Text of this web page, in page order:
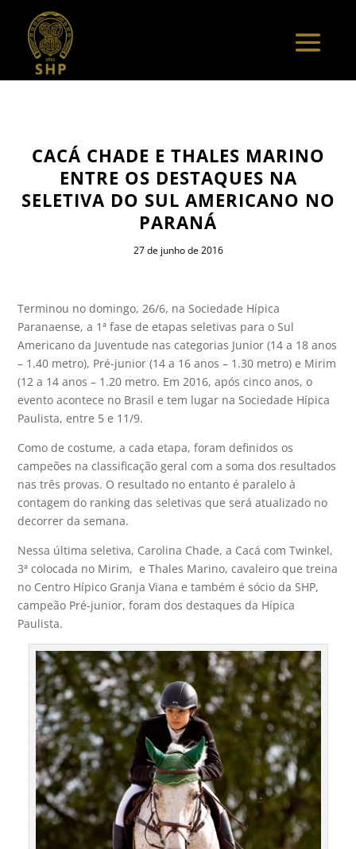
CACÁ CHADE E THALES MARINO
ENTRE OS DESTAQUES NA
SELETIVA DO SUL AMERICANO NO
PARANÁ
27 de junho de 2016
Terminou no domingo, 26/6, na Sociedade Hípica
Paranaense, a 1ª fase de etapas seletivas para o Sul
Americano da Juventude nas categorias Junior (14 a 18 anos
– 1.40 metro), Pré-junior (14 a 16 anos – 1.30 metro) e Mirim
(12 a 14 anos – 1.20 metro. Em 2016, após cinco anos, o
evento acontece no Brasil e tem lugar na Sociedade Hípica
Paulista, entre 5 e 11/9.
Como de costume, a cada etapa, foram definidos os
campeões na classificação geral com a soma dos resultados
nas três provas. O resultado no entanto é paralelo à
contagem do ranking das seletivas que será atualizado no
decorrer da semana.
Nessa última seletiva, Carolina Chade, a Cacá com Twinkel,
3ª colocada no Mirim, e Thales Marino, cavaleiro que treina
no Centro Hípico Granja Viana e também é sócio da SHP,
campeão Pré-junior, foram dos destaques da Hípica
Paulista.